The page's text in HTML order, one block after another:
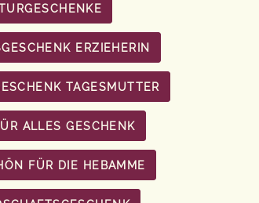
ERZIEHERIN
TAGESMUTTER
ALLES GESCHENK
FÜR DIE HEBAMME